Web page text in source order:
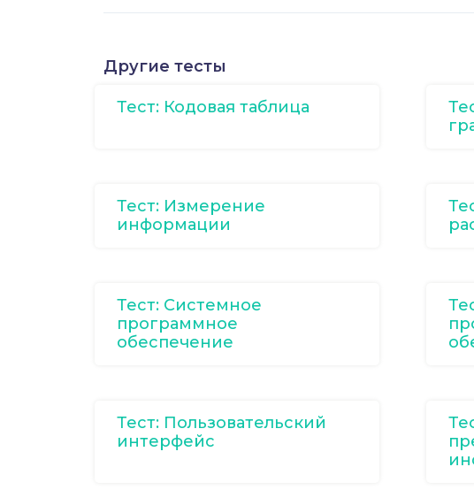
Другие тесты
Тест: Кодовая таблица
Тест: Измерение
информации
Тест: Системное
программное
обеспечение
Тест: Пользовательский
интерфейс